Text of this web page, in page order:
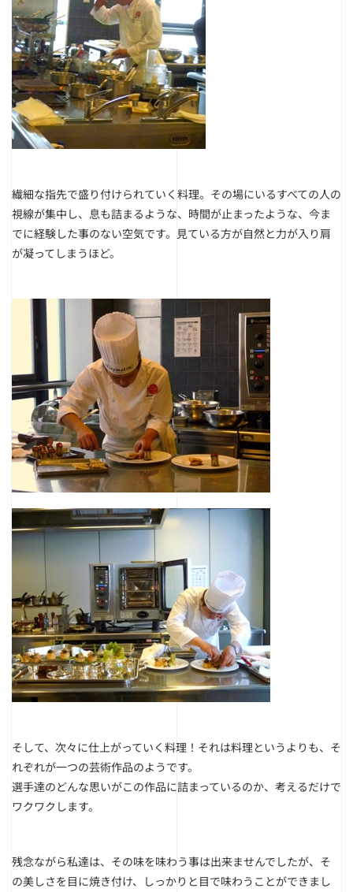
繊細な指先で盛り付けられていく料理。その場にいるすべての人の
視線が集中し、息も詰まるような、時間が止まったような、今ま
でに経験した事のない空気です。見ている方が自然と力が入り肩
が凝ってしまうほど。
そして、次々に仕上がっていく料理！それは料理というよりも、そ
れぞれが一つの芸術作品のようです。
選手達のどんな思いがこの作品に詰まっているのか、考えるだけで
ワクワクします。
残念ながら私達は、その味を味わう事は出来ませんでしたが、そ
の美しさを目に焼き付け、しっかりと目で味わうことができまし